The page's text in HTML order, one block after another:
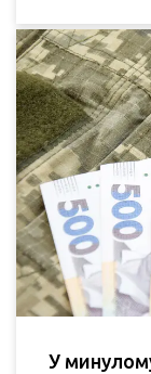
У